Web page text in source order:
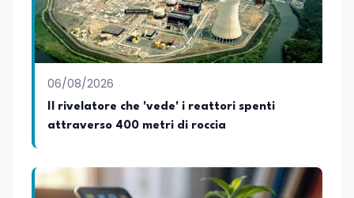
06/08/2026
Il rivelatore che 'vede' i reattori spenti
attraverso 400 metri di roccia